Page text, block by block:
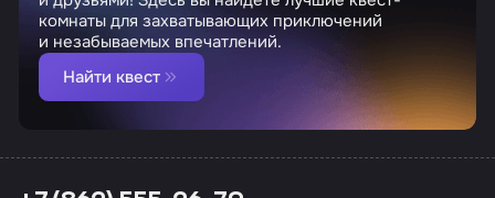
комнаты для захватывающих приключений
и незабываемых впечатлений.
Найти квест